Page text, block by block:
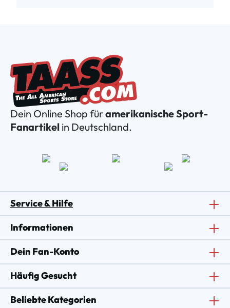
Dein Online Shop füramerikanische Sport-
Fanartikel in Deutschland.
Service & Hilfe
Informationen
Dein Fan-Konto
Häufig Gesucht
Beliebte Kategorien